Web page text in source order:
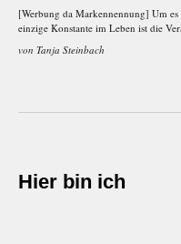
[Werbung da Markennennung] Um
einzige Konstante im Leben ist die
von Tanja Steinbach
Hier bin ich